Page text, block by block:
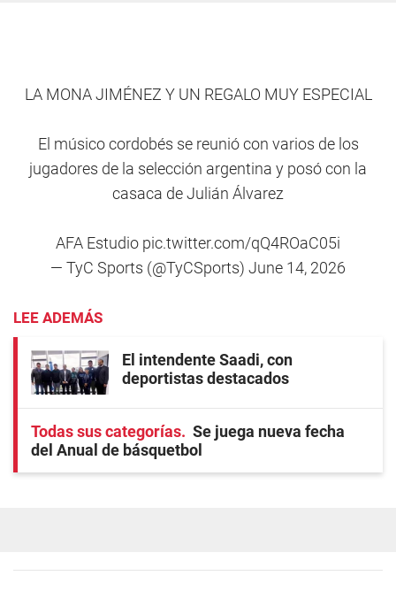
LA MONA JIMÉNEZ Y UN REGALO MUY ESPECIAL
El músico cordobés se reunió con varios de los
jugadores de la selección argentina y posó con la
casaca de Julián Álvarez
AFA Estudio pic.twitter.com/qQ4ROaC05i
— TyC Sports (@TyCSports) June 14, 2026
LEE ADEMÁS
El intendente Saadi, con
deportistas destacados
Todas sus categorías
Se juega nueva fecha
del Anual de básquetbol